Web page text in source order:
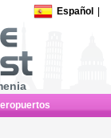
Español